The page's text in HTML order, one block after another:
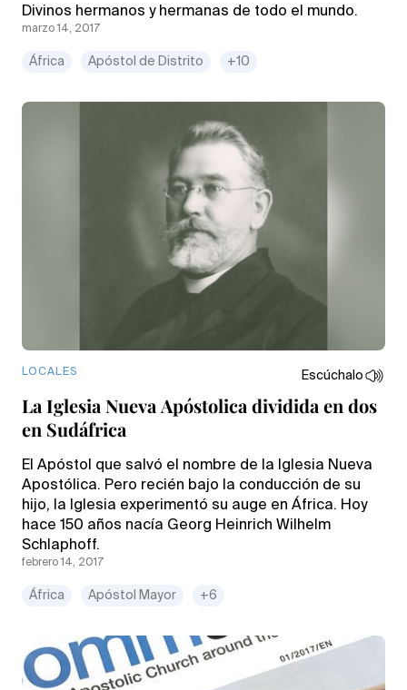
Divinos hermanos y hermanas de todo el mundo.
marzo 14, 2017
África Apóstol de Distrito +10
LOCALES Escúchalo
La Iglesia Nueva Apóstolica dividida en dos
en Sudáfrica
El Apóstol que salvó el nombre de la Iglesia Nueva
Apostólica. Pero recién bajo la conducción de su
hijo, la Iglesia experimentó su auge en África. Hoy
hace 150 años nacía Georg Heinrich Wilhelm
Schlaphoff.
febrero 14, 2017
África Apóstol Mayor +6